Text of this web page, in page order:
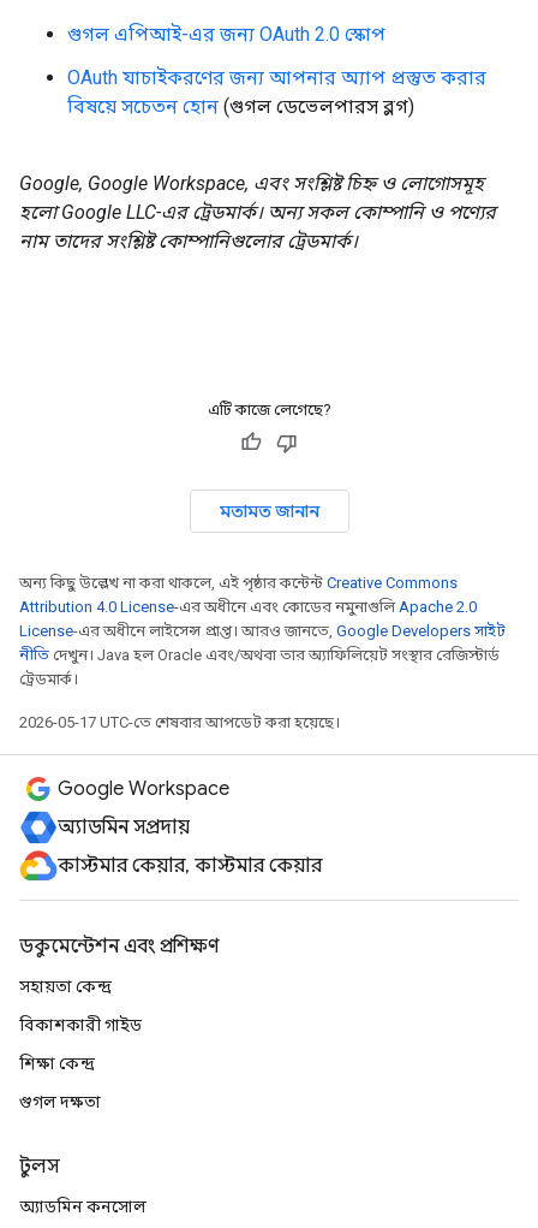
গুগল এপিআই-এর জন্য OAuth 2.0 স্কোপ
OAuth যাচাইকরণের জন্য আপনার অ্যাপ প্রস্তুত করার
বিষয়ে সচেতন হোন (গুগল ডেভেলপারস ব্লগ)
Google, Google Workspace, এবং সংশ্লিষ্ট চিহ্ন ও লোগোসমূহ
হলো Google LLC-এর ট্রেডমার্ক। অন্য সকল কোম্পানি ও পণ্যের
নাম তাদের সংশ্লিষ্ট কোম্পানিগুলোর ট্রেডমার্ক।
এটি কাজে লেগেছে?
মতামত জানান
অন্য কিছু উল্লেখ না করা থাকলে, এই পৃষ্ঠার কন্টেন্ট Creative Commons
Attribution 4.0 License-এর অধীনে এবং কোডের নমুনাগুলি Apache 2.0
License-এর অধীনে লাইসেন্স প্রাপ্ত। আরও জানতে, Google Developers সাইট
নীতি দেখুন। Java হল Oracle এবং/অথবা তার অ্যাফিলিয়েট সংস্থার রেজিস্টার্ড
ট্রেডমার্ক।
2026-05-17 UTC-তে শেষবার আপডেট করা হয়েছে।
Google Workspace
অ্যাডমিন সম্প্রদায়
কাস্টমার কেয়ার, কাস্টমার কেয়ার
ডকুমেন্টেশন এবং প্রশিক্ষণ
সহায়তা কেন্দ্র
বিকাশকারী গাইড
শিক্ষা কেন্দ্র
গুগল দক্ষতা
টুলস
অ্যাডমিন কনসোল